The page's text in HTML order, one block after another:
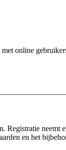
online
Registratie
en het